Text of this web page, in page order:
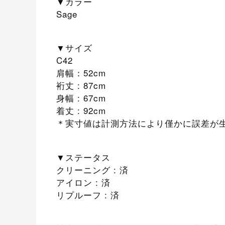
Sage
▼サイズ
C42
肩幅：52cm
裄丈 : 87cm
身幅 : 67cm
着丈 : 92cm
＊実寸値は計測方法により僅かに誤差が
▼ステータス
クリーニング : 済
アイロン : 済
リプルーフ : 済